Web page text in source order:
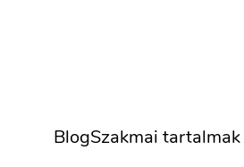
BlogSzakmai tartalmak